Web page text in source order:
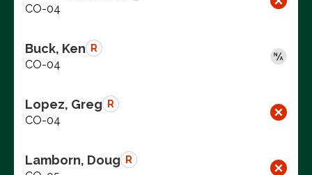
CO-04
Buck, Ken R
CO-04
Lopez, Greg R
CO-04
Lamborn, Doug R